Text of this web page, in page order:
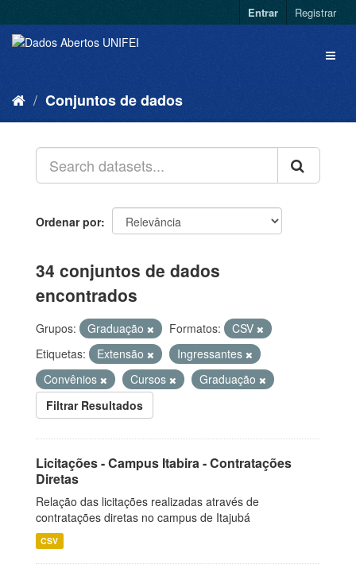
Entrar Registrar
Conjuntos de dados
Ordenar por
34 conjuntos de dados
encontrados
Grupos: Graduação Formatos:
CSV
Etiquetas:
Extensão
Ingressantes
Convênios
Cursos
Graduação
Filtrar Resultados
Licitações - Campus Itabira - Contratações
Diretas
Relação das licitações realizadas através de
contratações diretas no campus de Itajubá
CSV